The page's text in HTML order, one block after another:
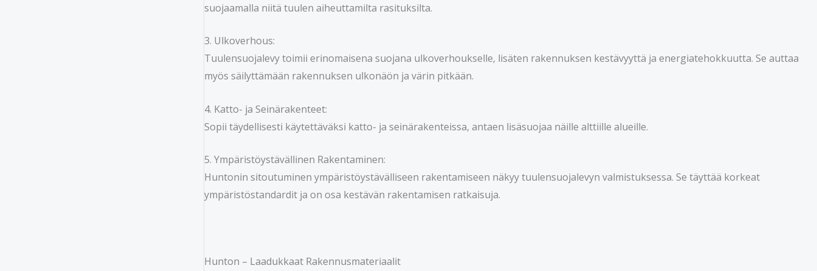
suojaamalla niitä tuulen aiheuttamilta rasituksilta.
3. Ulkoverhous:
Tuulensuojalevy toimii erinomaisena suojana ulkoverhoukselle, lisäten rakennuksen kestävyyttä ja energiatehokkuutta. Se auttaa
myös säilyttämään rakennuksen ulkonäön ja värin pitkään.
4. Katto- ja Seinärakenteet:
Sopii täydellisesti käytettäväksi katto- ja seinärakenteissa, antaen lisäsuojaa näille alttiille alueille.
5. Ympäristöystävällinen Rakentaminen:
Huntonin sitoutuminen ympäristöystävälliseen rakentamiseen näkyy tuulensuojalevyn valmistuksessa. Se täyttää korkeat
ympäristöstandardit ja on osa kestävän rakentamisen ratkaisuja.
Hunton – Laadukkaat Rakennusmateriaalit